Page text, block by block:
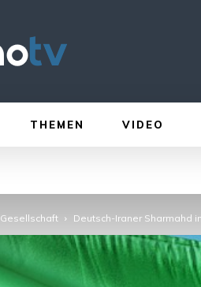
THEMEN VIDEO
Gesellschaft Deutsch-Iraner Sharmahd